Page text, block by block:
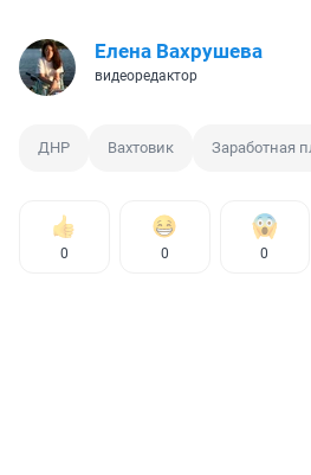
Елена Вахрушева
видеоредактор
ДНР Вахтовик Заработная
0 0 0